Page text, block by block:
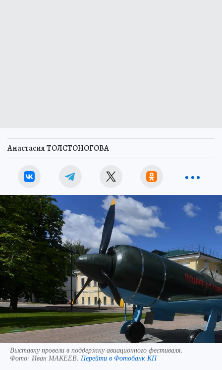
Анастасия ТОЛСТОНОГОВА
Выставку провели в поддержку авиационного фестиваля.
Фото: Иван МАКЕЕВ. Перейти в Фотобанк КП